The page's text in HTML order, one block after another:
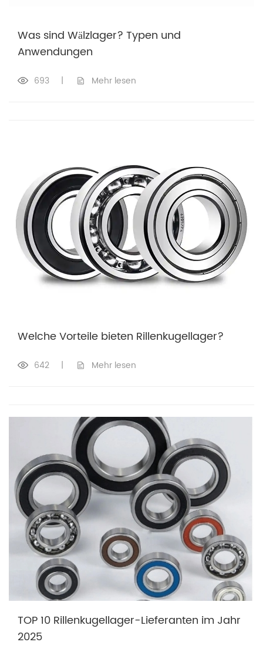
Was sind Wälzlager? Typen und
Anwendungen
693 | Mehr lesen
Welche Vorteile bieten Rillenkugellager?
642 | Mehr lesen
TOP 10 Rillenkugellager-Lieferanten im Jahr
2025